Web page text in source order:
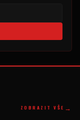
ZOBRAZIT VŠE →